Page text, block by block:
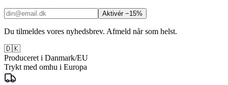
Aktivér −15%
Du tilmeldes vores nyhedsbrev. Afmeld når som helst.
🇩🇰
Produceret i Danmark/EU
Trykt med omhu i Europa